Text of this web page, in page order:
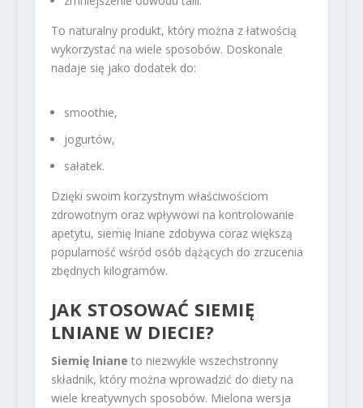
To naturalny produkt, który można z łatwością
wykorzystać na wiele sposobów. Doskonale
nadaje się jako dodatek do:
smoothie,
jogurtów,
sałatek.
Dzięki swoim korzystnym właściwościom
zdrowotnym oraz wpływowi na kontrolowanie
apetytu, siemię lniane zdobywa coraz większą
popularność wśród osób dążących do zrzucenia
zbędnych kilogramów.
JAK STOSOWAĆ SIEMIĘ
LNIANE W DIECIE?
Siemię lniane to niezwykle wszechstronny
składnik, który można wprowadzić do diety na
wiele kreatywnych sposobów. Mielona wersja